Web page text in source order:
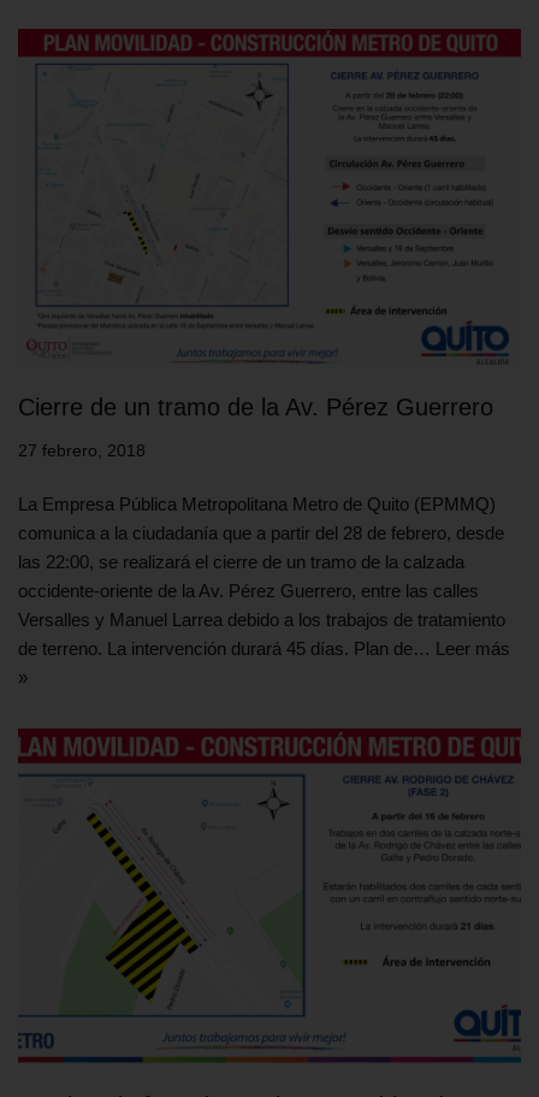
Cierre de un tramo de la Av. Pérez Guerrero
27 febrero, 2018
La Empresa Pública Metropolitana Metro de Quito (EPMMQ)
comunica a la ciudadanía que a partir del 28 de febrero, desde
las 22:00, se realizará el cierre de un tramo de la calzada
occidente-oriente de la Av. Pérez Guerrero, entre las calles
Versalles y Manuel Larrea debido a los trabajos de tratamiento
de terreno. La intervención durará 45 días. Plan de… Leer más
»